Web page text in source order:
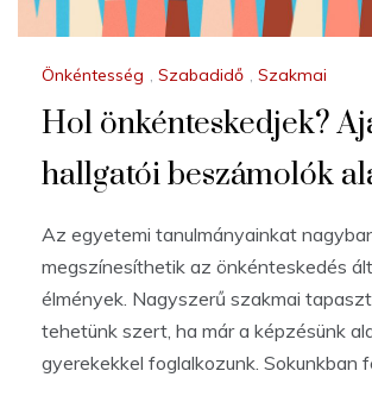
Önkéntesség , Szabadidő , Szakmai
Hol önkénteskedjek?
hallgatói beszámolók
Az egyetemi tanulmányainkat
megszínesíthetik az önkénteskedés
élmények. Nagyszerű szakmai
tehetünk szert, ha már a képzésünk
gyerekekkel foglalkozunk. Sokunkban